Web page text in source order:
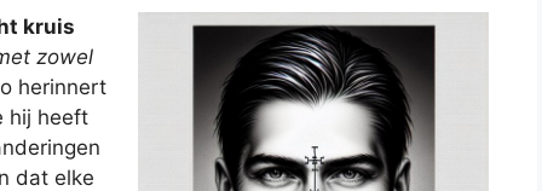
kruis
zowel
herinnert
hij heeft
dat elke